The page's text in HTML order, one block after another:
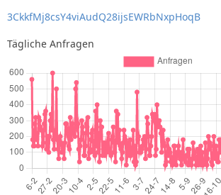
3CkkfMj8csY4viAudQ28ijsEWRbNxpHoqB
Tägliche Anfragen